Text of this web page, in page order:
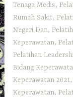
Tenaga Medis,
Rumah Sakit,
Negeri Dan,
Keperawatan,
Pelatihan
Bidang
Keperawatan 2021,
Keperawatan,